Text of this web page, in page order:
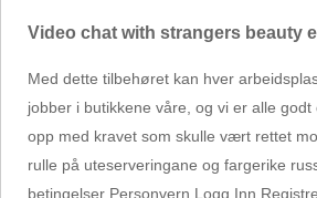
Video chat with strangers beauty
Med dette tilbehøret kan hver
jobber i butikkene våre, og vi er alle
opp med kravet som skulle vært rettet
rulle på uteserveringane og fargerike
betingelser Personvern Logg Inn